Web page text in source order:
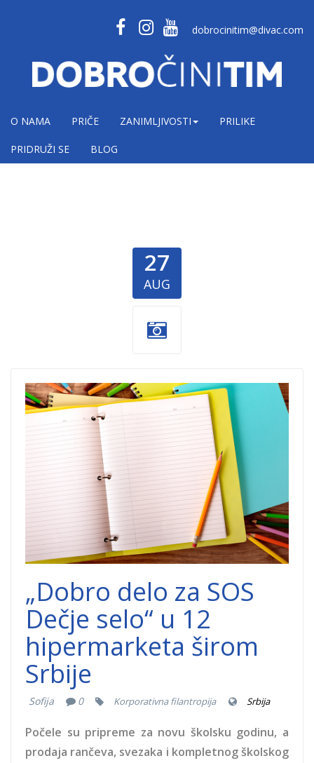
dobrocinitim@divac.com
O NAMA PRIČE ZANIMLJIVOSTI PRILIKE
PRIDRUŽI SE BLOG
27
AUG
Skolska-
godina.jpg
„Dobro delo za SOS
Dečje selo“ u 12
hipermarketa širom
Srbije
Sofija 0 Korporativna filantropija Srbija
Počele su pripreme za novu školsku godinu, a
prodaja rančeva, svezaka i kompletnog školskog